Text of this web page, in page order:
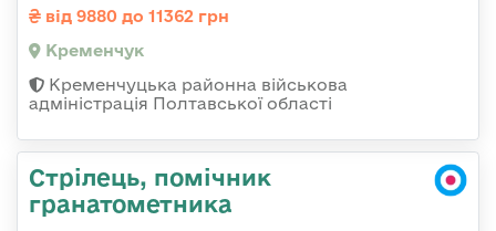
від 9880 до 11362 грн
Кременчук
Кременчуцька районна військова
адміністрація Полтавської області
Стрілець, помічник
гранатометника